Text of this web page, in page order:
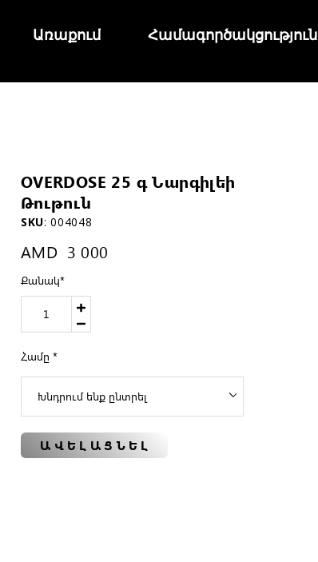
Առաքում Համագործակցություն
OVERDOSE 25 գ Նարգիլեի
Թութուն
SKU:004048
AMD 3 000
Քանակ*
Համը *
ԱՎԵԼԱՑՆԵԼ